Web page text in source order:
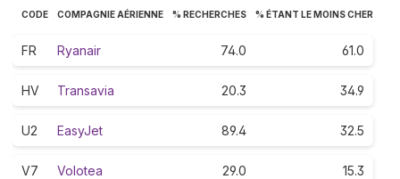
CODE COMPAGNIE AÉRIENNE % RECHERCHES % ÉTANT LE MOINS CHER
FR Ryanair 74.0 61.0
HV Transavia 20.3 34.9
U2 EasyJet 89.4 32.5
V7 Volotea 29.0 15.3